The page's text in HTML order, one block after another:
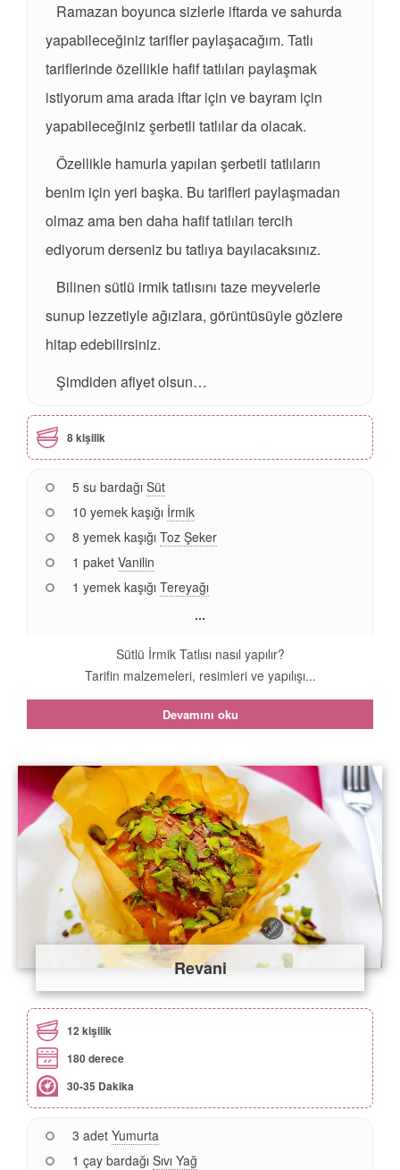
Ramazan boyunca sizlerle iftarda ve sahurda
yapabileceğiniz tarifler paylaşacağım. Tatlı
tariflerinde özellikle hafif tatlıları paylaşmak
istiyorum ama arada iftar için ve bayram için
yapabileceğiniz şerbetli tatlılar da olacak.
Özellikle hamurla yapılan şerbetli tatlıların
benim için yeri başka. Bu tarifleri paylaşmadan
olmaz ama ben daha hafif tatlıları tercih
ediyorum derseniz bu tatlıya bayılacaksınız.
Bilinen sütlü irmik tatlısını taze meyvelerle
sunup lezzetiyle ağızlara, görüntüsüyle gözlere
hitap edebilirsiniz.
Şimdiden afiyet olsun…
8 kişilik
5 su bardağı Süt
10 yemek kaşığı İrmik
8 yemek kaşığı Toz Şeker
1 paket Vanilin
1 yemek kaşığı Tereyağı
...
Sütlü İrmik Tatlısı nasıl yapılır?
Tarifin malzemeleri, resimleri ve yapılışı...
Devamını oku
Revani
12 kişilik
180 derece
30-35 Dakika
3 adet Yumurta
1 çay bardağı Sıvı Yağ